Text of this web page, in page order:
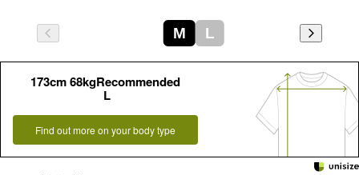
M L
173cm 68kgRecommended
L
Find out more on your body type